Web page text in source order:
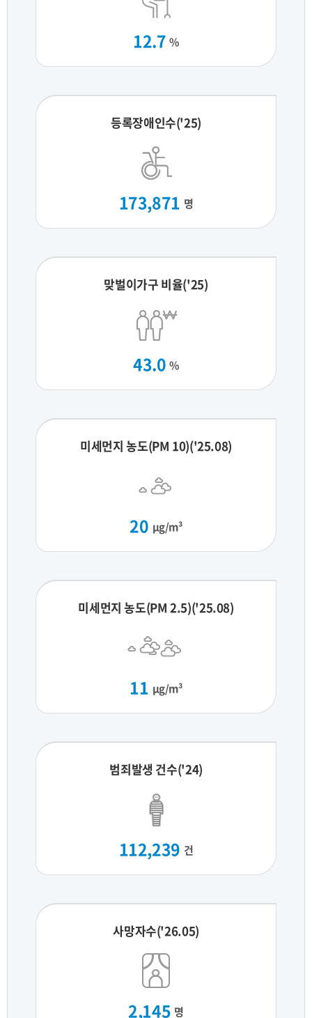
12.7 %
등록장애인수('25)
173,871 명
맞벌이가구 비율('25)
43.0 %
미세먼지 농도(PM 10)('25.08)
20 μg/m³
미세먼지 농도(PM 2.5)('25.08)
11 μg/m³
범죄발생 건수('24)
112,239 건
사망자수('26.05)
2,145 명